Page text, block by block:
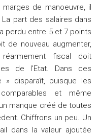
de manoeuvre, il
part des salaires dans
perdu entre 5 et 7 points
de nouveau augmenter,
fiscal doit
de l’Etat. Dans ces
disparaît, puisque les
et même
manque créé de toutes
Chiffrons un peu. Un
dans la valeur ajoutée